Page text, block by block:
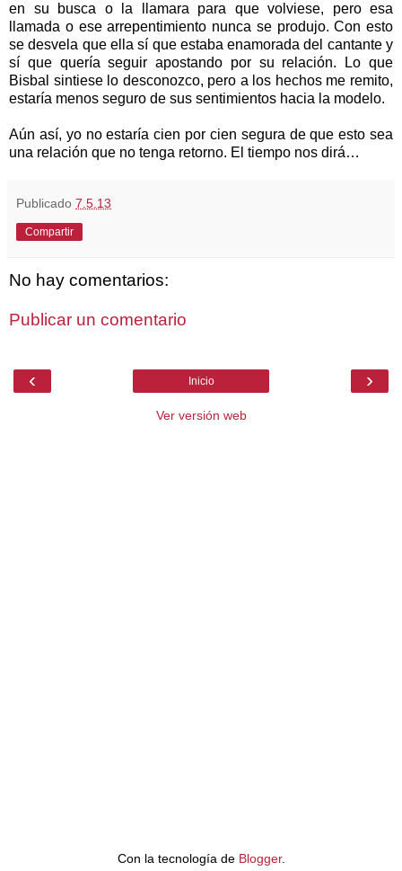
en su busca o la llamara para que volviese, pero esa
llamada o ese arrepentimiento nunca se produjo. Con esto
se desvela que ella sí que estaba enamorada del cantante y
sí que quería seguir apostando por su relación. Lo que
Bisbal sintiese lo desconozco, pero a los hechos me remito,
estaría menos seguro de sus sentimientos hacia la modelo.
Aún así, yo no estaría cien por cien segura de que esto sea
una relación que no tenga retorno. El tiempo nos dirá…
Publicado 7.5.13
Compartir
No hay comentarios:
Publicar un comentario
‹ ›
Inicio
Ver versión web
Con la tecnología de Blogger.